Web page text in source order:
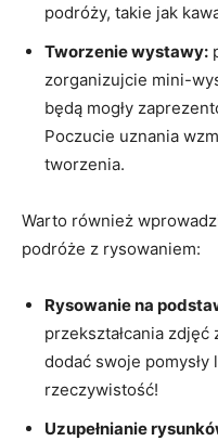
podróży, takie jak
Tworzenie wystawy:
zorganizujcie mini-
będą mogły
Poczucie‌ uznania
tworzenia.
Warto również
podróże z rysowaniem:
Rysowanie na
przekształcania
dodać⁣ swoje
rzeczywistość!
Uzupełnianie